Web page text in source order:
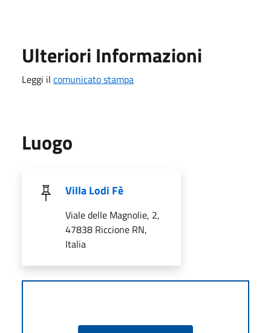
Ulteriori Informazioni
Leggi il comunicato stampa
Luogo
Villa Lodi Fè
Viale delle Magnolie, 2,
47838 Riccione RN,
Italia